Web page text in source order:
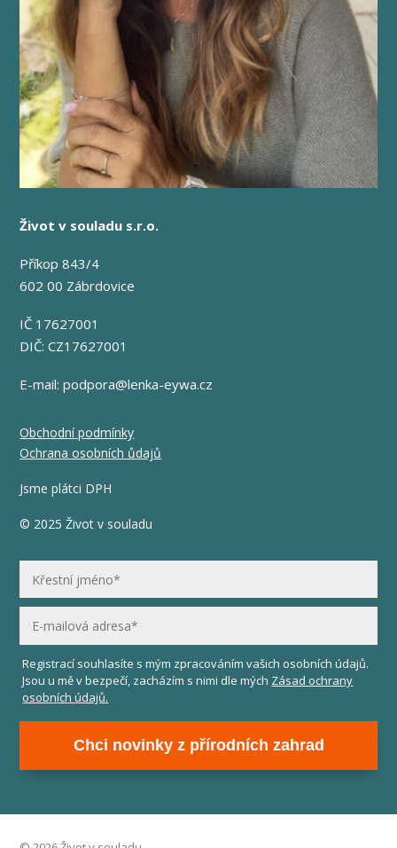
Život v souladu s.r.o.
Příkop 843/4
602 00 Zábrdovice
IČ 17627001
DIČ: CZ17627001
E-mail:podpora@lenka-eywa.cz
Obchodní podmínky
Ochrana osobních ůdajů
Jsme plátci DPH
© 2025 Život v souladu
Registrací souhlasíte s mým zpracováním vašich osobních údajů.
Jsou u mě v bezpečí, zacházím s nimi dle mých Zásad ochrany
osobních údajů.
Chci novinky z přírodních zahrad